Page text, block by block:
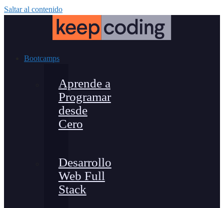
Saltar al contenido
Bootcamps
Aprende a
Programar
desde
Cero
Desarrollo
Web Full
Stack